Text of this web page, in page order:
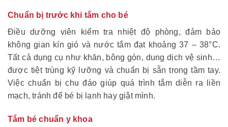
Chuẩn bị trước khi tắm cho bé
Điều dưỡng viên kiểm tra nhiệt độ phòng, đảm bảo
không gian kín gió và nước tắm đạt khoảng 37 – 38°C.
Tất cả dụng cụ như khăn, bông gòn, dung dịch vệ sinh…
được tiệt trùng kỹ lưỡng và chuẩn bị sẵn trong tầm tay.
Việc chuẩn bị chu đáo giúp quá trình tắm diễn ra liền
mạch, tránh để bé bị lạnh hay giật mình.
Tắm bé chuẩn y khoa